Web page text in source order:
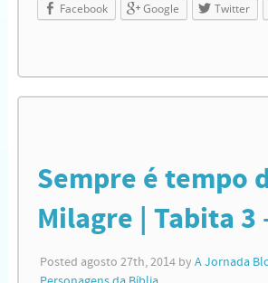
Facebook Google Twitter
Sempre é tempo
Milagre | Tabita 3
Posted agosto 27th, 2014by A Jornada